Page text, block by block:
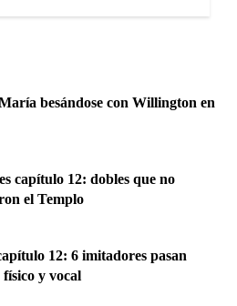
besándose con Willington en
capítulo 12: dobles que no
el Templo
12: 6 imitadores pasan
y vocal